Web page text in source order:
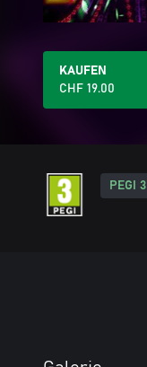
KAUFEN
CHF 19.00
PEGI 3